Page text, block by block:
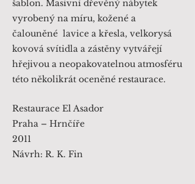
šablon. Masivní dřevěný nábytek
vyrobený na míru, kožené a
čalouněné lavice a křesla, velkorysá
kovová svítidla a zástěny vytvářejí
hřejivou a neopakovatelnou atmosféru
této několikrát oceněné restaurace.
Restaurace El Asador
Praha – Hrnčíře
2011
Návrh: R. K. Fin